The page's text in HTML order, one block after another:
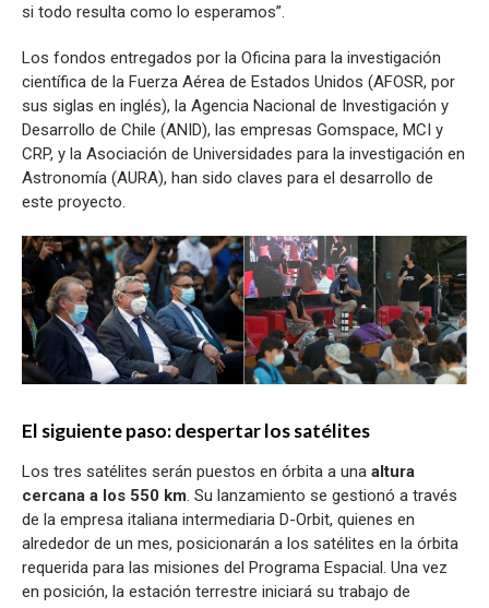
si todo resulta como lo esperamos”.
Los fondos entregados por la Oficina para la investigación
científica de la Fuerza Aérea de Estados Unidos (AFOSR, por
sus siglas en inglés), la Agencia Nacional de Investigación y
Desarrollo de Chile (ANID), las empresas Gomspace, MCI y
CRP, y la Asociación de Universidades para la investigación en
Astronomía (AURA), han sido claves para el desarrollo de
este proyecto.
El siguiente paso: despertar los satélites
Los tres satélites serán puestos en órbita a una altura
cercana a los 550 km. Su lanzamiento se gestionó a través
de la empresa italiana intermediaria D-Orbit, quienes en
alrededor de un mes, posicionarán a los satélites en la órbita
requerida para las misiones del Programa Espacial. Una vez
en posición, la estación terrestre iniciará su trabajo de